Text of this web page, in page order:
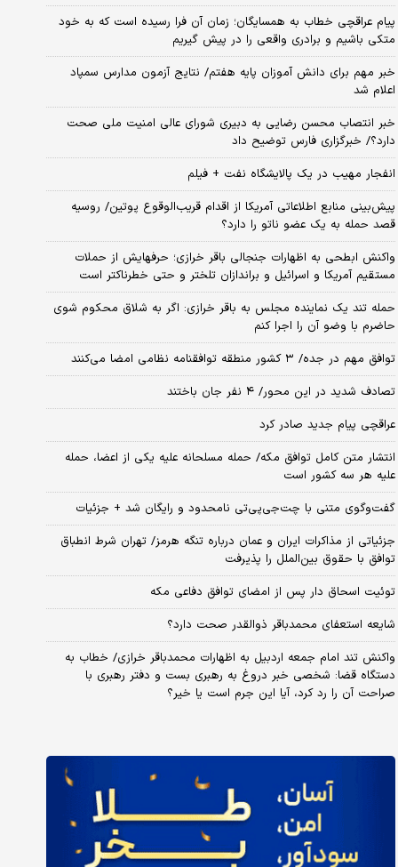
پیام عراقچی خطاب به همسایگان؛ زمان آن فرا رسیده است که به خود
متکی باشیم و برادری واقعی را در پیش گیریم
خبر مهم برای دانش آموزان پایه هفتم/ نتایج آزمون مدارس سمپاد
اعلام شد
خبر انتصاب محسن رضایی به دبیری شورای عالی امنیت ملی صحت
دارد؟/ خبرگزاری فارس توضیح داد
انفجار مهیب در یک پالایشگاه نفت + فیلم
پیش‌بینی منابع اطلاعاتی آمریکا از اقدام قریب‌الوقوع پوتین/ روسیه
قصد حمله به یک عضو ناتو را دارد؟
واکنش ابطحی به اظهارات جنجالی باقر خرازی؛ حرفهایش از حملات
مستقیم آمریکا و اسرائیل و براندازان تلختر و حتی خطرناکتر است
حمله تند یک نماینده مجلس به باقر خرازی: اگر به شلاق محکوم شوی
حاضرم با وضو آن را اجرا کنم
توافق مهم در جده/ ۳ کشور منطقه توافقنامه نظامی امضا می‌کنند
تصادف شدید در این محور/ ۴ نفر جان باختند
عراقچی پیام جدید صادر کرد
انتشار متن کامل توافق مکه/ حمله مسلحانه علیه یکی از اعضا، حمله
علیه هر سه کشور است
گفت‌وگوی متنی با چت‌جی‌پی‌تی نامحدود و رایگان شد + جزئیات
جزئیاتی از مذاکرات ایران و عمان درباره تنگه هرمز/ تهران شرط انطباق
توافق با حقوق بین‌الملل را پذیرفت
توئیت اسحاق دار پس از امضای توافق دفاعی مکه
شایعه استعفای محمدباقر ذوالقدر صحت دارد؟
واکنش تند امام جمعه اردبیل به اظهارات محمدباقر خرازی/ خطاب به
دستگاه قضا: شخصی خبر دروغ به رهبری بست و دفتر رهبری با
صراحت آن را رد کرد، آیا این جرم است یا خیر؟